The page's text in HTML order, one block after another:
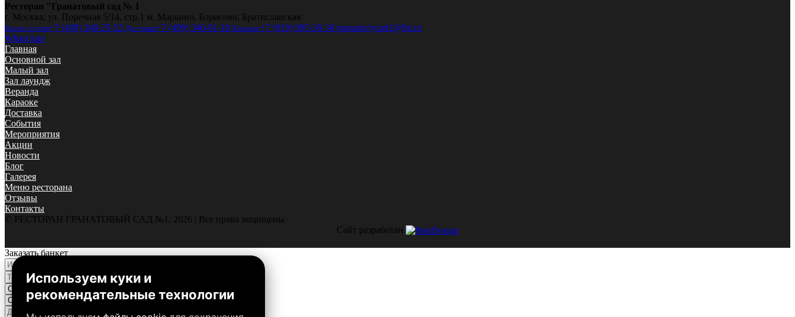
Ресторан "Гранатовый сад № 1
г. Москва, ул. Поречная 5/14, стр.1 м. Марьино, Борисово, Братиславская
Бронь столов+7 (499) 340-25-52 Доставка+7 (499) 340-01-10 Караоке+7 (919) 995-38-38 granatoviysad1@bk.ru
WhatsApp
Главная
Основной зал
Малый зал
Зал лаундж
Веранда
Караоке
Доставка
События
Мероприятия
Акции
Новости
Блог
Галерея
Меню ресторана
Отзывы
Контакты
© РЕСТОРАН ГРАНАТОВЫЙ САД №1, 2026 | Все права защищены
Сайт разработан
Заказать банкет
Используем куки и
рекомендательные технологии